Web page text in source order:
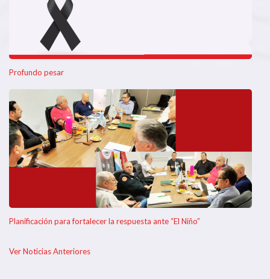
Profundo pesar
Planificación para fortalecer la respuesta ante “El Niño”
Ver Noticias Anteriores